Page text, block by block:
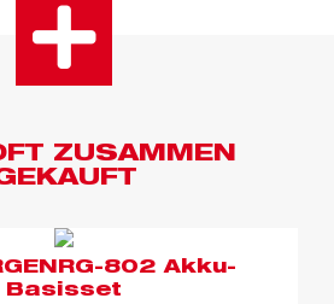
ZUSAMMEN
802 Akku-
Basisset